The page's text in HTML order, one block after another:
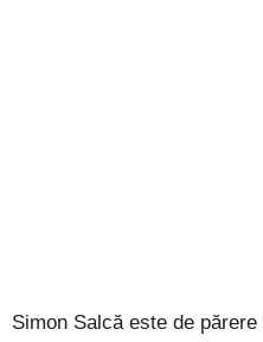
Simon Salcă este de